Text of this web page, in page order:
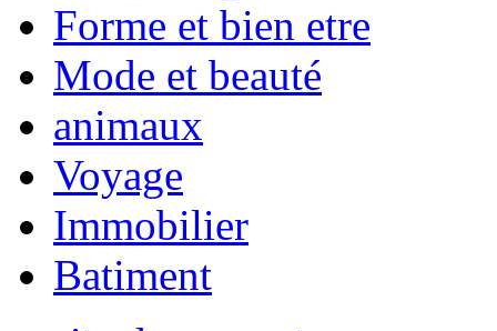
Forme et bien etre
Mode et beauté
animaux
Voyage
Immobilier
Batiment